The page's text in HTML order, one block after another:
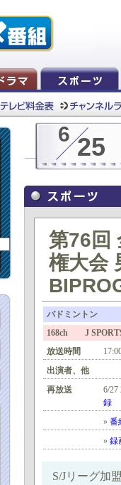
6 25
第76回
権大会
バドミントン
168ch J
放送時間
出演者、他
再放送
6/
録
» 番
» 録
S/Jリーグ加